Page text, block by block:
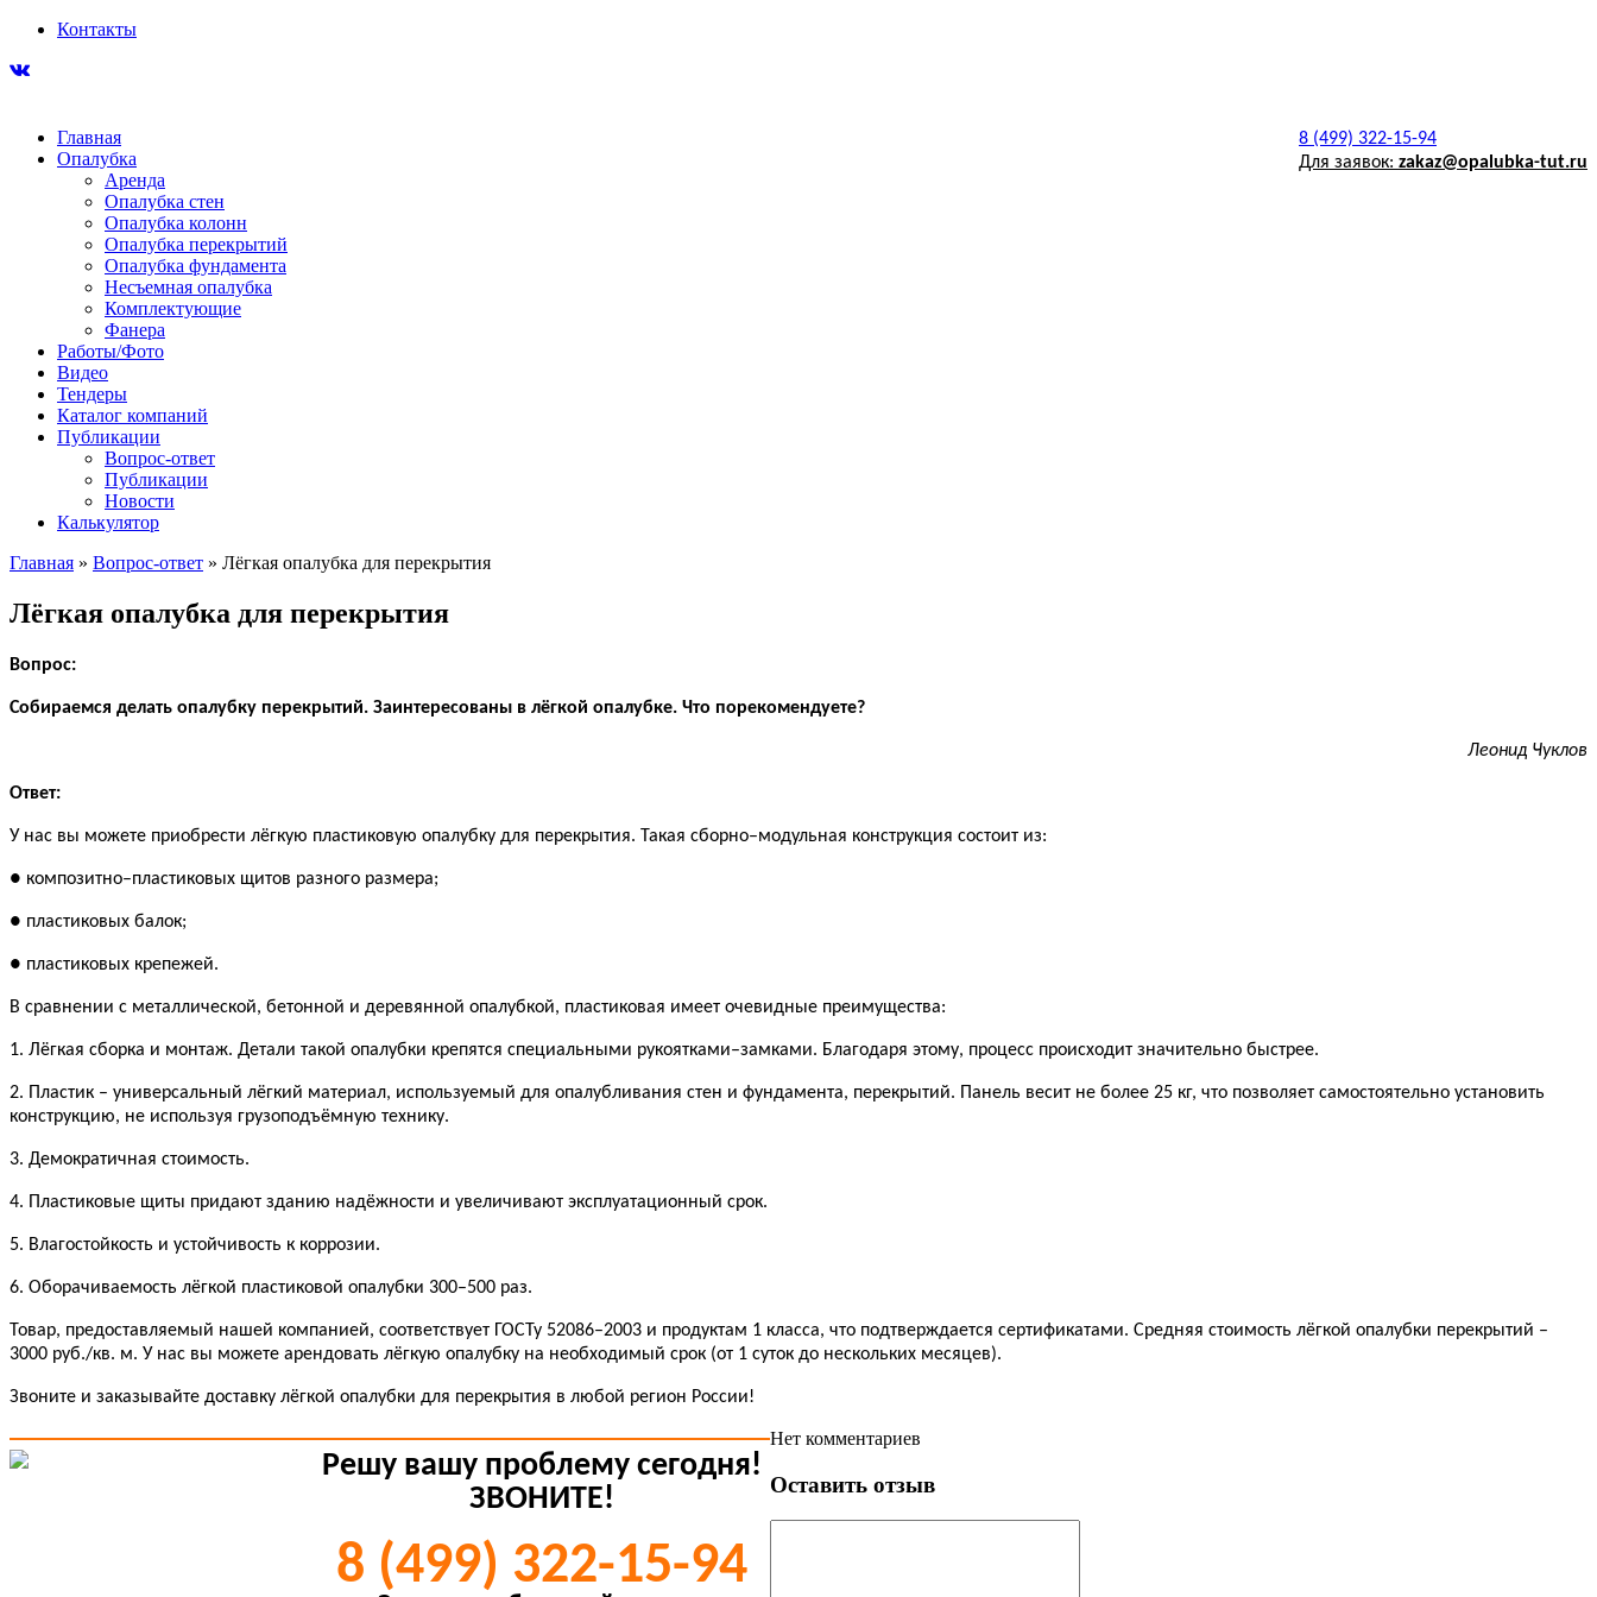
Контакты
8 (499) 322-15-94
Для заявок: zakaz@opalubka-tut.ru
Главная
Опалубка
Аренда
Опалубка стен
Опалубка колонн
Опалубка перекрытий
Опалубка фундамента
Несъемная опалубка
Комплектующие
Фанера
Работы/Фото
Видео
Тендеры
Каталог компаний
Публикации
Вопрос-ответ
Публикации
Новости
Калькулятор
Главная » Вопрос-ответ » Лёгкая опалубка для перекрытия
Лёгкая опалубка для перекрытия
Вопрос:
Собираемся делать опалубку перекрытий. Заинтересованы в лёгкой опалубке. Что порекомендуете?
Леонид Чуклов
Ответ:
У нас вы можете приобрести лёгкую пластиковую опалубку для перекрытия. Такая сборно–модульная конструкция состоит из:
● композитно–пластиковых щитов разного размера;
● пластиковых балок;
● пластиковых крепежей.
В сравнении с металлической, бетонной и деревянной опалубкой, пластиковая имеет очевидные преимущества:
1. Лёгкая сборка и монтаж. Детали такой опалубки крепятся специальными рукоятками–замками. Благодаря этому, процесс происходит значительно быстрее.
2. Пластик – универсальный лёгкий материал, используемый для опалубливания стен и фундамента, перекрытий. Панель весит не более 25 кг, что позволяет самостоятельно установить
конструкцию, не используя грузоподъёмную технику.
3. Демократичная стоимость.
4. Пластиковые щиты придают зданию надёжности и увеличивают эксплуатационный срок.
5. Влагостойкость и устойчивость к коррозии.
6. Оборачиваемость лёгкой пластиковой опалубки 300–500 раз.
Товар, предоставляемый нашей компанией, соответствует ГОСТу 52086–2003 и продуктам 1 класса, что подтверждается сертификатами. Средняя стоимость лёгкой опалубки перекрытий –
3000 руб./кв. м. У нас вы можете арендовать лёгкую опалубку на необходимый срок (от 1 суток до нескольких месяцев).
Звоните и заказывайте доставку лёгкой опалубки для перекрытия в любой регион России!
Решу вашу проблему сегодня!
ЗВОНИТЕ!
8 (499) 322-15-94
Нет комментариев
Оставить отзыв